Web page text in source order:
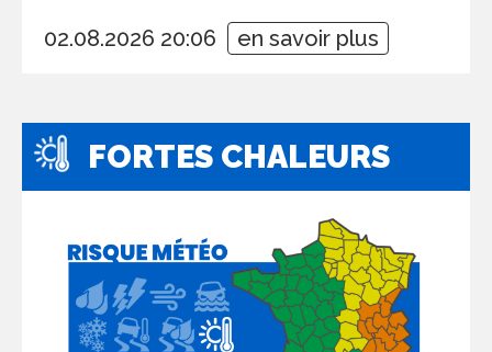
02.08.2026 20:06 en savoir plus
FORTES CHALEURS